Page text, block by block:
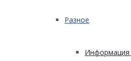
Разное
Информация